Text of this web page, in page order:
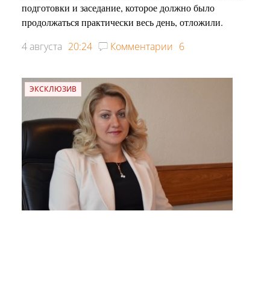
подготовки и заседание, которое должно было
продолжаться практически весь день, отложили.
4 августа 20:24 Комментарии 6
ЭКСКЛЮЗИВ